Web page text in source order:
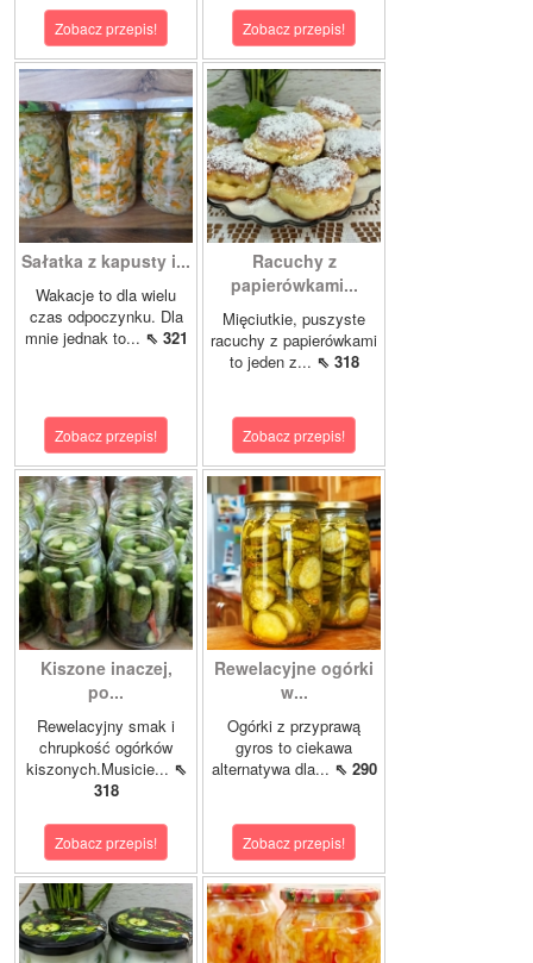
Zobacz przepis! Zobacz przepis!
Sałatka z kapusty i...
Wakacje to dla wielu
czas odpoczynku. Dla
mnie jednak to... ⇖ 321
Zobacz przepis!
Racuchy z
papierówkami...
Mięciutkie, puszyste
racuchy z papierówkami
to jeden z... ⇖ 318
Zobacz przepis!
Kiszone inaczej,
po...
Rewelacyjny smak i
chrupkość ogórków
kiszonych.Musicie... ⇖
318
Zobacz przepis!
Rewelacyjne ogórki
w...
Ogórki z przyprawą
gyros to ciekawa
alternatywa dla... ⇖ 290
Zobacz przepis!